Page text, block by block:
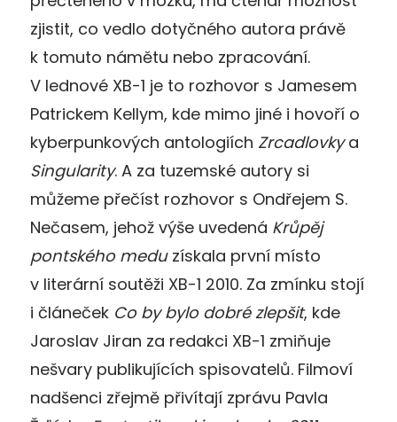
zjistit, co vedlo dotyčného autora právě
k tomuto námětu nebo zpracování.
V lednové XB-1 je to rozhovor s Jamesem
Patrickem Kellym, kde mimo jiné i hovoří o
kyberpunkových antologiích Zrcadlovkya
Singularity. A za tuzemské autory si
můžeme přečíst rozhovor s Ondřejem S.
Nečasem, jehož výše uvedená Krůpěj
pontského meduzískala první místo
v literární soutěži XB-1 2010. Za zmínku stojí
i článeček Co by bylo dobré zlepšit, kde
Jaroslav Jiran za redakci XB-1 zmiňuje
nešvary publikujících spisovatelů. Filmoví
nadšenci zřejmě přivítají zprávu Pavla